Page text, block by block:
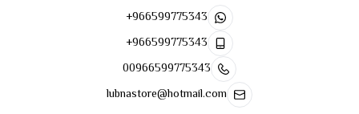
+966599775343
+966599775343
00966599775343
lubnastore@hotmail.com